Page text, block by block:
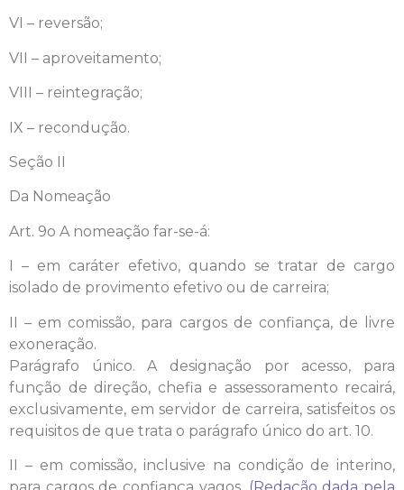
VI – reversão;
VII – aproveitamento;
VIII – reintegração;
IX – recondução.
Seção II
Da Nomeação
Art. 9o A nomeação far-se-á:
I – em caráter efetivo, quando se tratar de cargo
isolado de provimento efetivo ou de carreira;
II – em comissão, para cargos de confiança, de livre
exoneração.
Parágrafo único. A designação por acesso, para
função de direção, chefia e assessoramento recairá,
exclusivamente, em servidor de carreira, satisfeitos os
requisitos de que trata o parágrafo único do art. 10.
II – em comissão, inclusive na condição de interino,